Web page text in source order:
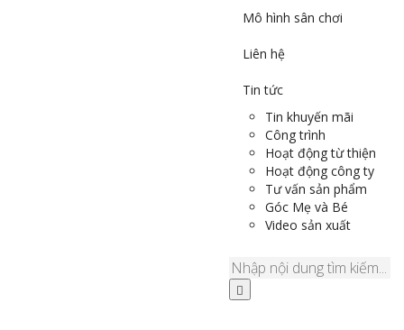
Mô hình sân chơi
Liên hệ
Tin tức
Tin khuyến mãi
Công trình
Hoạt động từ thiện
Hoạt động công ty
Tư vấn sản phẩm
Góc Mẹ và Bé
Video sản xuất